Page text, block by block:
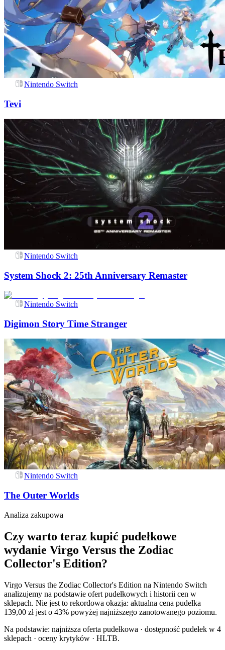
Nintendo Switch
Tevi
Nintendo Switch
System Shock 2: 25th Anniversary Remaster
Nintendo Switch
Digimon Story Time Stranger
Nintendo Switch
The Outer Worlds
Analiza zakupowa
Czy warto teraz kupić pudełkowe
wydanie Virgo Versus the Zodiac
Collector's Edition?
Virgo Versus the Zodiac Collector's Edition na Nintendo Switch
analizujemy na podstawie ofert pudełkowych i historii cen w
sklepach. Nie jest to rekordowa okazja: aktualna cena pudełka
139,00 zł jest o 43% powyżej najniższego zanotowanego poziomu.
Na podstawie: najniższa oferta pudełkowa · dostępność pudełek w 4
sklepach · oceny krytyków · HLTB.